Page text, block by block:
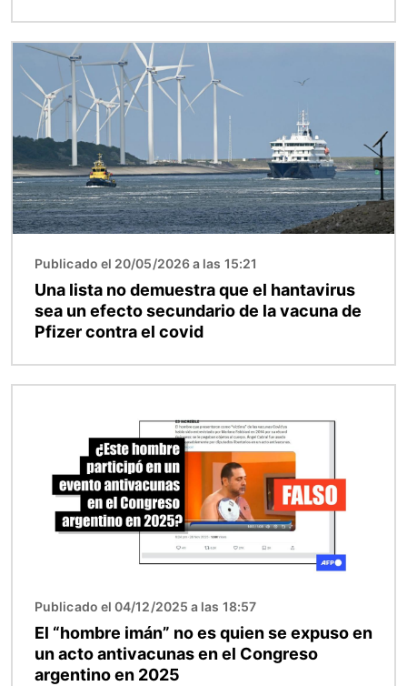
Imagen
Publicado el 20/05/2026 a las 15:21
Una lista no demuestra que el hantavirus
sea un efecto secundario de la vacuna de
Pfizer contra el covid
Publicado el 04/12/2025 a las 18:57
El “hombre imán” no es quien se expuso en
un acto antivacunas en el Congreso
argentino en 2025